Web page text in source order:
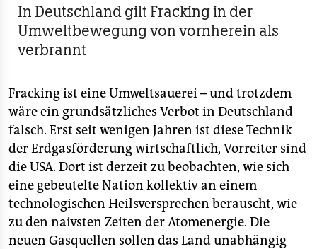
wahrheit
verlag
veranstaltungen
shop
fragen & hilfe
unterstützen
abo
genossenschaft
In Deutschland gilt Fracking in der
Umweltbewegung von vornherein als
verbrannt
Fracking ist eine Umweltsauerei – und trotzdem
wäre ein grundsätzliches Verbot in Deutschland
falsch. Erst seit wenigen Jahren ist diese Technik
der Erdgasförderung wirtschaftlich, Vorreiter sind
die USA. Dort ist derzeit zu beobachten, wie sich
eine gebeutelte Nation kollektiv an einem
technologischen Heilsversprechen berauscht, wie
zu den naivsten Zeiten der Atomenergie. Die
neuen Gasquellen sollen das Land unabhängig